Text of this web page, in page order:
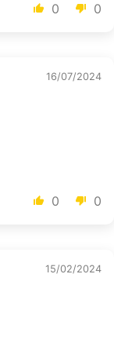
0 0
16/07/2024
0 0
15/02/2024